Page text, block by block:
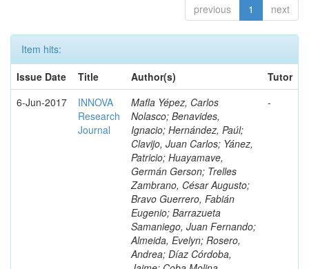
previous 1 next
Item hits:
Issue Date
Title Author(s)
Tutor
6-Jun-2017
INNOVA
Research
Journal
Mafla Yépez, Carlos
Nolasco; Benavides,
Ignacio; Hernández, Paúl;
Clavijo, Juan Carlos; Yánez,
Patricio; Huayamave,
Germán Gerson; Trelles
Zambrano, César Augusto;
Bravo Guerrero, Fabián
Eugenio; Barrazueta
Samaniego, Juan Fernando;
Almeida, Evelyn; Rosero,
Andrea; Díaz Córdoba,
-